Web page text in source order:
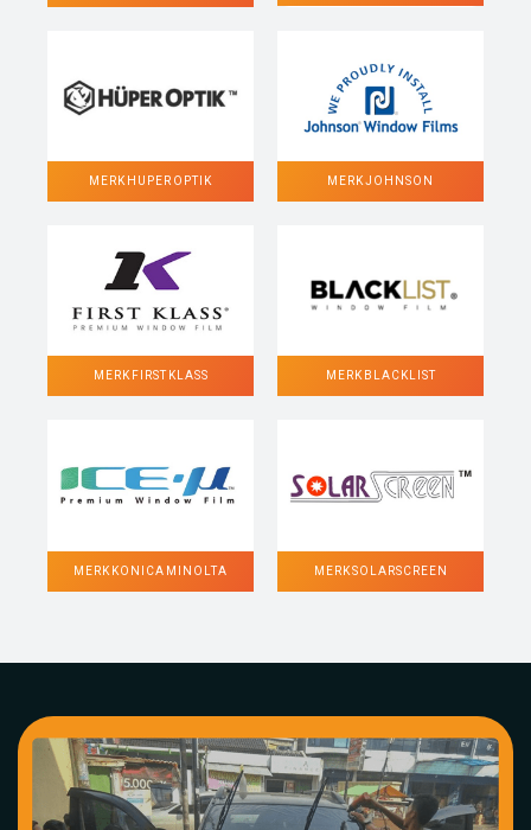
MERK HUPER OPTIK MERK JOHNSON
MERK FIRST KLASS MERK BLACKLIST
MERK KONICA MINOLTA MERK SOLARSCREEN